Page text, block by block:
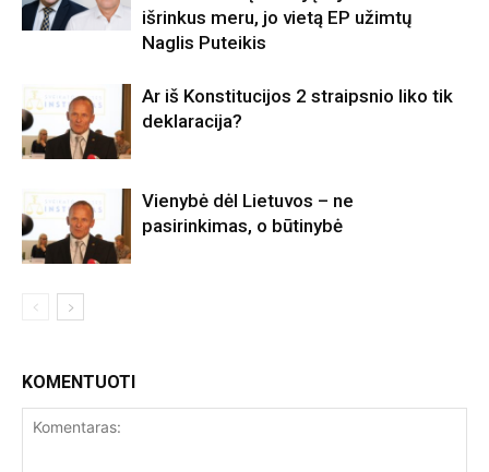
išrinkus meru, jo vietą EP užimtų
Naglis Puteikis
Ar iš Konstitucijos 2 straipsnio liko tik
deklaracija?
Vienybė dėl Lietuvos – ne
pasirinkimas, o būtinybė
KOMENTUOTI